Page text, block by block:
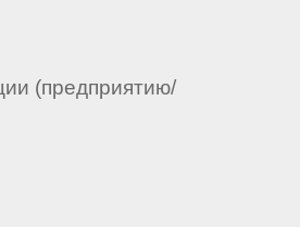
(предприятию/